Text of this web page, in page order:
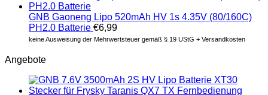
GNB Gaoneng Lipo 520mAh HV 1s 4.35V (80/160C)
PH2.0 Batterie €6,99
keine Ausweisung der Mehrwertsteuer gemäß § 19 UStG + Versandkosten
Angebote